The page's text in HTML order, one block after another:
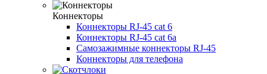
Коннекторы
Коннекторы RJ-45 cat 6
Коннекторы RJ-45 cat 6a
Самозажимные коннекторы RJ-45
Коннекторы для телефона